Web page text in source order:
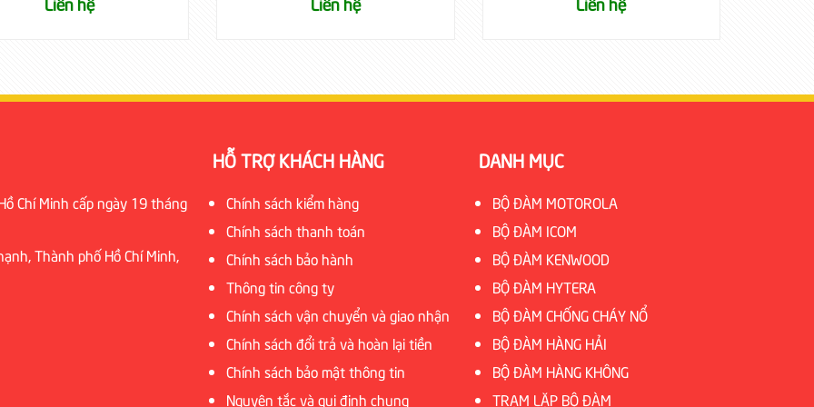
Chí Minh cấp ngày 19 tháng
Thành phố Hồ Chí Minh,
HỖ TRỢ KHÁCH HÀNG
Chính sách kiểm hàng
Chính sách thanh toán
Chính sách bảo hành
Thông tin công ty
Chính sách vận chuyển và giao nhận
Chính sách đổi trả và hoàn lại tiền
Chính sách bảo mật thông tin
Nguyên tắc và qui định chung
DANH MỤC
BỘ ĐÀM MOTOROLA
BỘ ĐÀM ICOM
BỘ ĐÀM KENWOOD
BỘ ĐÀM HYTERA
BỘ ĐÀM CHỐNG CHÁY NỔ
BỘ ĐÀM HÀNG HẢI
BỘ ĐÀM HÀNG KHÔNG
TRẠM LẶP BỘ ĐÀM